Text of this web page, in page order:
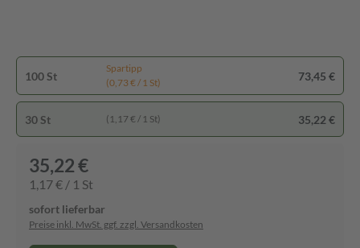
100 St
Spartipp
(0,73 € / 1 St)
73,45 €
30 St (1,17 € / 1 St) 35,22 €
35,22 €
1,17 € / 1 St
sofort lieferbar
Preise inkl. MwSt. ggf. zzgl. Versandkosten